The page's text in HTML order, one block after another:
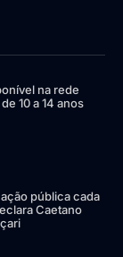
na rede
10 a 14 anos
pública cada
Caetano